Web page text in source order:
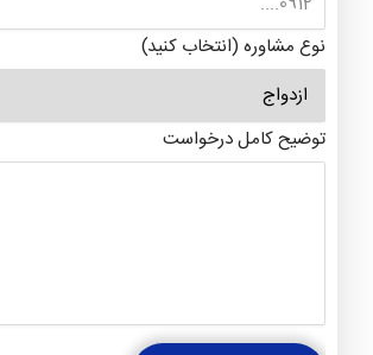
نوع مشاوره (انتخاب کنید)
توضیح کامل درخواست